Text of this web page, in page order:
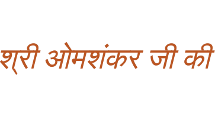
ओमशंकर जी की